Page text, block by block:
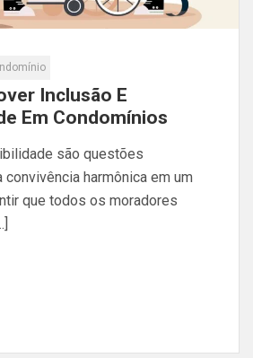
Inclusão E
Em Condomínios
são questões
harmônica em um
que todos os moradores